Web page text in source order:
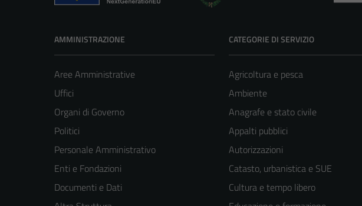
AMMINISTRAZIONE
Aree Amministrative
Uffici
Organi di Governo
Politici
Personale Amministrativo
Enti e Fondazioni
Documenti e Dati
CATEGORIE DI SERVIZIO
Agricoltura e pesca
Ambiente
Anagrafe e stato civile
Appalti pubblici
Autorizzazioni
Catasto, urbanistica e SUE
Cultura e tempo libero